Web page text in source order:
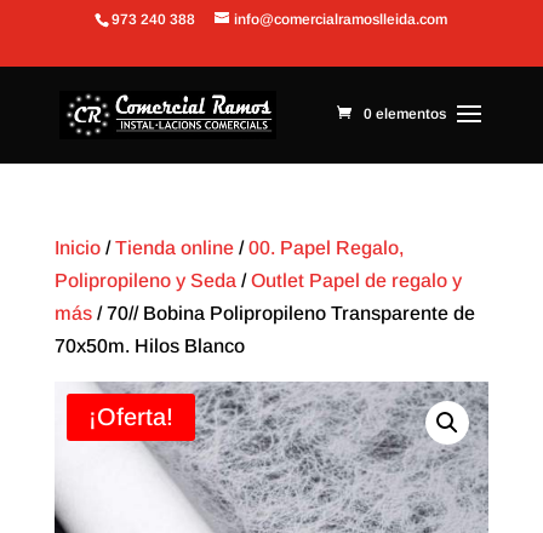
Abrir barra de herramientas
973 240 388 info@comercialramoslleida.com
0 elementos
Inicio/Tienda online/00. Papel Regalo,
Polipropileno y Seda /Outlet Papel de regalo y
más/ 70// Bobina Polipropileno Transparente de
70x50m. Hilos Blanco
¡Oferta!